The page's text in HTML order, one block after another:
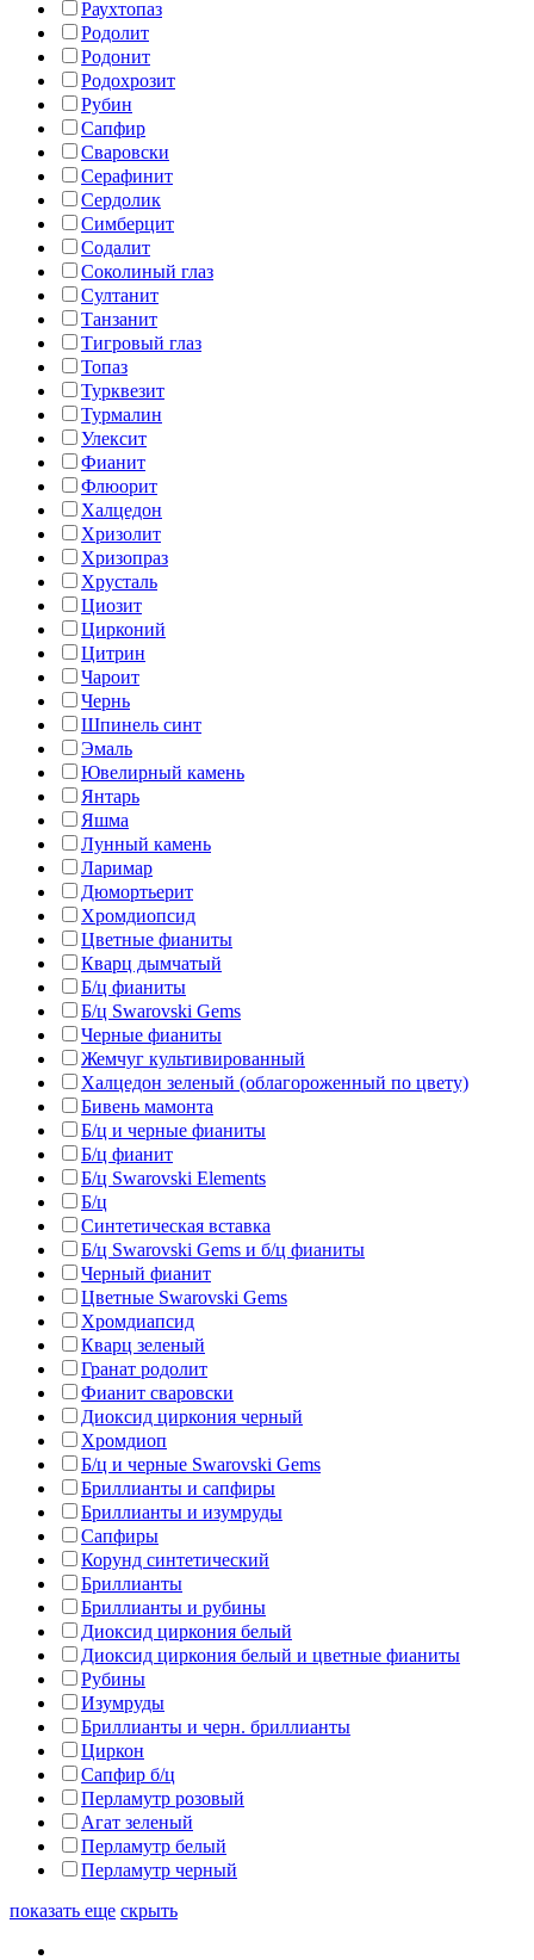
Раухтопаз
Родолит
Родонит
Родохрозит
Рубин
Сапфир
Сваровски
Серафинит
Сердолик
Симберцит
Содалит
Соколиный глаз
Султанит
Танзанит
Тигровый глаз
Топаз
Турквезит
Турмалин
Улексит
Фианит
Флюорит
Халцедон
Хризолит
Хризопраз
Хрусталь
Циозит
Цирконий
Цитрин
Чароит
Чернь
Шпинель синт
Эмаль
Ювелирный камень
Янтарь
Яшма
Лунный камень
Ларимар
Дюмортьерит
Хромдиопсид
Цветные фианиты
Кварц дымчатый
Б/ц фианиты
Б/ц Swarovski Gems
Черные фианиты
Жемчуг культивированный
Халцедон зеленый (облагороженный по цвету)
Бивень мамонта
Б/ц и черные фианиты
Б/ц фианит
Б/ц Swarovski Elements
Б/ц
Синтетическая вставка
Б/ц Swarovski Gems и б/ц фианиты
Черный фианит
Цветные Swarovski Gems
Хромдиапсид
Кварц зеленый
Гранат родолит
Фианит сваровски
Диоксид циркония черный
Хромдиоп
Б/ц и черные Swarovski Gems
Бриллианты и сапфиры
Бриллианты и изумруды
Сапфиры
Корунд синтетический
Бриллианты
Бриллианты и рубины
Диоксид циркония белый
Диоксид циркония белый и цветные фианиты
Рубины
Изумруды
Бриллианты и черн. бриллианты
Циркон
Сапфир б/ц
Перламутр розовый
Агат зеленый
Перламутр белый
Перламутр черный
показать еще скрыть